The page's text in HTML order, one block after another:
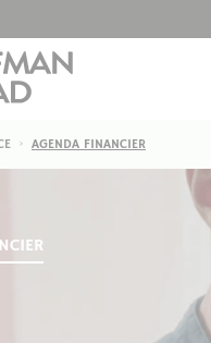
AGENDA FINANCIER